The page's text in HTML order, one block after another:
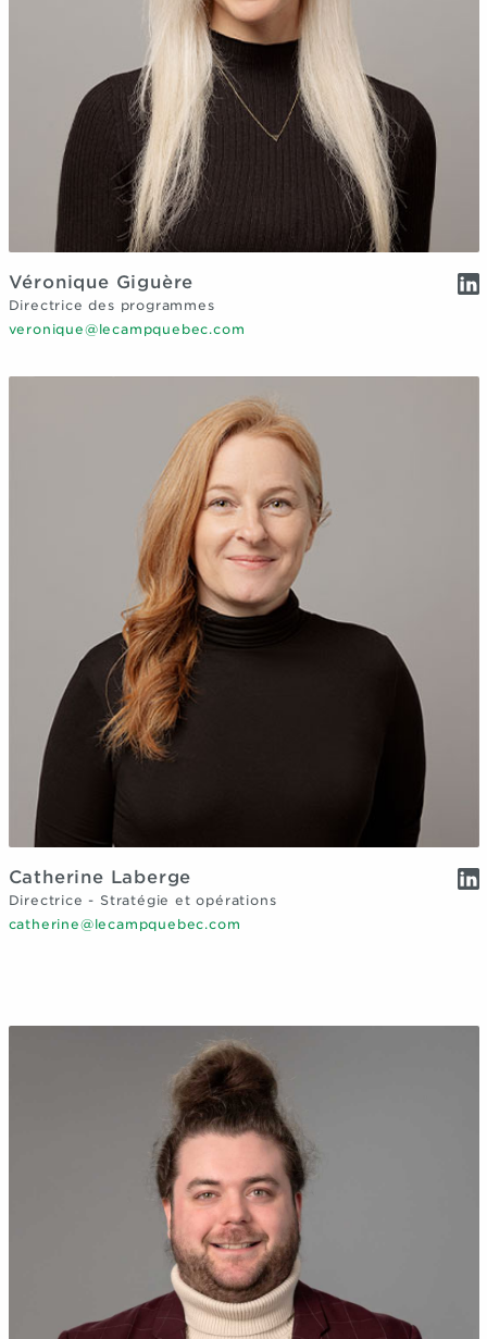
Véronique Giguère
Directrice des programmes
veronique@lecampquebec.com
Catherine Laberge
Directrice - Stratégie et opérations
catherine@lecampquebec.com